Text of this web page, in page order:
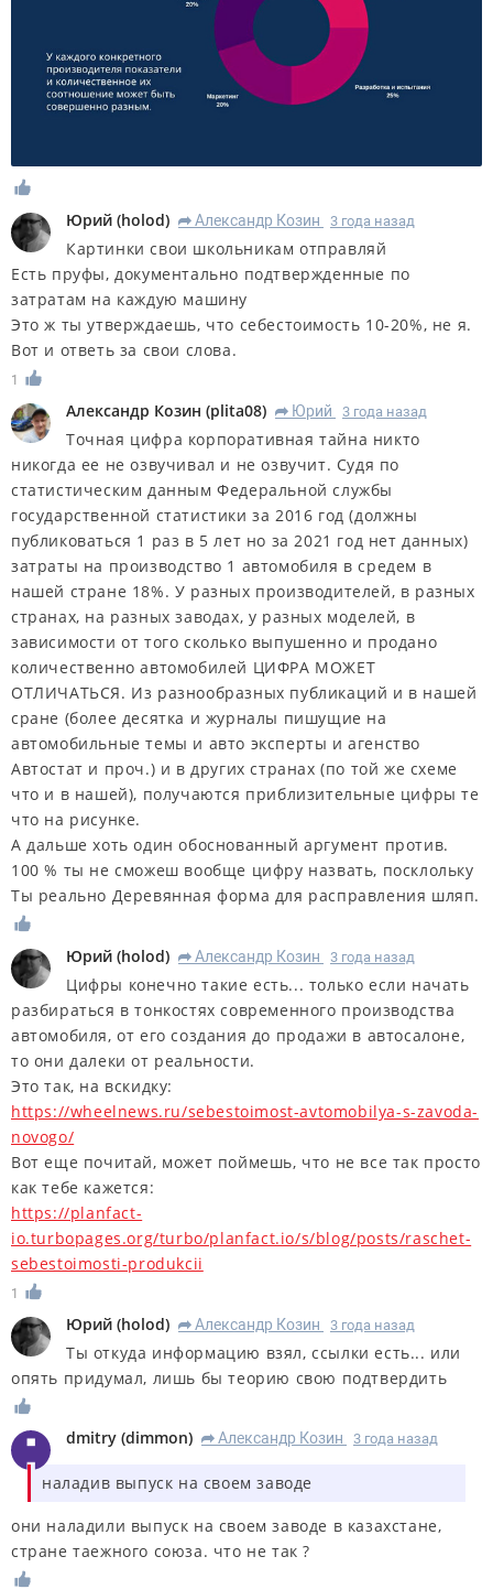
Юрий (holod) R Александр Козин 3 года назад
Картинки свои школьникам отправляй
Есть пруфы, документально подтвержденные по
затратам на каждую машину
Это ж ты утверждаешь, что себестоимость 10-20%, не я.
Вот и ответь за свои слова.
1
Александр Козин (plita08) R Юрий 3 года назад
Точная цифра корпоративная тайна никто
никогда ее не озвучивал и не озвучит. Судя по
статистическим данным Федеральной службы
государственной статистики за 2016 год (должны
публиковаться 1 раз в 5 лет но за 2021 год нет данных)
затраты на производство 1 автомобиля в средем в
нашей стране 18%. У разных производителей, в разных
странах, на разных заводах, у разных моделей, в
зависимости от того сколько выпушенно и продано
количественно автомобилей ЦИФРА МОЖЕТ
ОТЛИЧАТЬСЯ. Из разнообразных публикаций и в нашей
сране (более десятка и журналы пишущие на
автомобильные темы и авто эксперты и агенство
Автостат и проч.) и в других странах (по той же схеме
что и в нашей), получаются приблизительные цифры те
что на рисунке.
А дальше хоть один обоснованный аргумент против.
100 % ты не сможеш вообще цифру назвать, посклольку
Ты реально Деревянная форма для расправления шляп.
Юрий (holod) R Александр Козин 3 года назад
Цифры конечно такие есть... только если начать
разбираться в тонкостях современного производства
автомобиля, от его создания до продажи в автосалоне,
то они далеки от реальности.
Это так, на вскидку:
https://wheelnews.ru/sebestoimost-avtomobilya-s-zavoda-
novogo/
Вот еще почитай, может поймешь, что не все так просто
как тебе кажется:
https://planfact-
io.turbopages.org/turbo/planfact.io/s/blog/posts/raschet-
sebestoimosti-produkcii
1
Юрий (holod) R Александр Козин 3 года назад
Ты откуда информацию взял, ссылки есть... или
опять придумал, лишь бы теорию свою подтвердить
dmitry (dimmon) R Александр Козин 3 года назад
наладив выпуск на своем заводе
они наладили выпуск на своем заводе в казахстане,
стране таежного союза. что не так ?